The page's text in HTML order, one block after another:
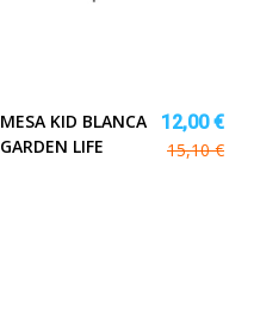
MESA KID BLANCA
GARDEN LIFE
12,00 €
15,10 €